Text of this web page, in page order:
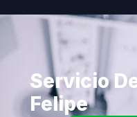
Servicio
Felipe